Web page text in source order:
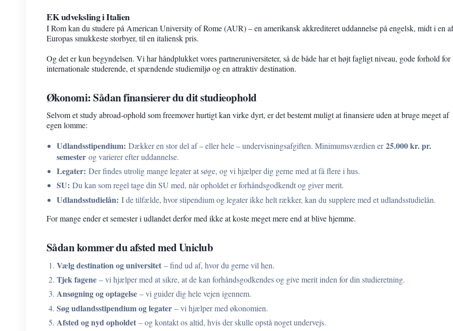
EK udveksling i Italien
I Rom kan du studere på American University of Rome (AUR) – en amerikansk akkrediteret uddannelse på engelsk, midt i en af
Europas smukkeste storbyer, til en italiensk pris.
Og det er kun begyndelsen. Vi har håndplukket vores partneruniversiteter, så de både har et højt fagligt niveau, gode forhold for
internationale studerende, et spændende studiemiljø og en attraktiv destination.
Økonomi: Sådan finansierer du dit studieophold
Selvom et study abroad-ophold som freemover hurtigt kan virke dyrt, er det bestemt muligt at finansiere uden at bruge meget af
egen lomme:
Udlandsstipendium: Dækker en stor del af – eller hele – undervisningsafgiften. Minimumsværdien er25.000 kr. pr.
semester og varierer efter uddannelse.
Legater: Der findes utrolig mange legater at søge, og vi hjælper dig gerne med at få flere i hus.
SU: Du kan som regel tage din SU med, når opholdet er forhåndsgodkendt og giver merit.
Udlandsstudielån: I de tilfælde, hvor stipendium og legater ikke helt rækker, kan du supplere med et udlandsstudielån.
For mange ender et semester i udlandet derfor med ikke at koste meget mere end at blive hjemme.
Sådan kommer du afsted med Uniclub
Vælg destination og universitet – find ud af, hvor du gerne vil hen.
Tjek fagene – vi hjælper med at sikre, at de kan forhåndsgodkendes og give merit inden for din studieretning.
Ansøgning og optagelse – vi guider dig hele vejen igennem.
Søg udlandsstipendium og legater – vi hjælper med økonomien.
Afsted og nyd opholdet – og kontakt os altid, hvis der skulle opstå noget undervejs.